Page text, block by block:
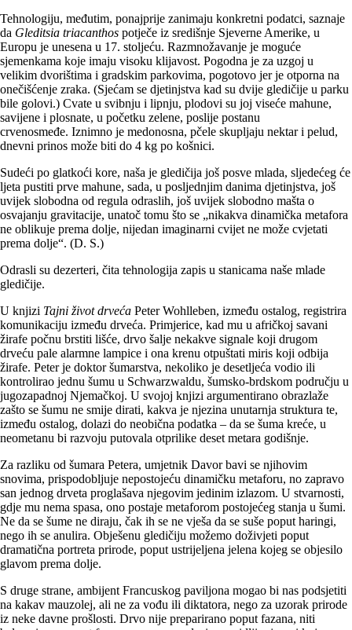
Tehnologiju, međutim, ponajprije zanimaju konkretni podatci, saznaje
da Gleditsia triacanthos potječe iz središnje Sjeverne Amerike, u
Europu je unesena u 17. stoljeću. Razmnožavanje je moguće
sjemenkama koje imaju visoku klijavost. Pogodna je za uzgoj u
velikim dvorištima i gradskim parkovima, pogotovo jer je otporna na
onečišćenje zraka. (Sjećam se djetinjstva kad su dvije gledičije u parku
bile golovi.) Cvate u svibnju i lipnju, plodovi su joj viseće mahune,
savijene i plosnate, u početku zelene, poslije postanu
crvenosmeđe. Iznimno je medonosna, pčele skupljaju nektar i pelud,
dnevni prinos može biti do 4 kg po košnici.
Sudeći po glatkoći kore, naša je gledičija još posve mlada, sljedećeg će
ljeta pustiti prve mahune, sada, u posljednjim danima djetinjstva, još
uvijek slobodna od regula odraslih, još uvijek slobodno mašta o
osvajanju gravitacije, unatoč tomu što se „nikakva dinamička metafora
ne oblikuje prema dolje, nijedan imaginarni cvijet ne može cvjetati
prema dolje“. (D. S.)
Odrasli su dezerteri, čita tehnologija zapis u stanicama naše mlade
gledičije.
U knjizi Tajni život drveća Peter Wohlleben, između ostalog, registrira
komunikaciju između drveća. Primjerice, kad mu u afričkoj savani
žirafe počnu brstiti lišće, drvo šalje nekakve signale koji drugom
drveću pale alarmne lampice i ona krenu otpuštati miris koji odbija
žirafe. Peter je doktor šumarstva, nekoliko je desetljeća vodio ili
kontrolirao jednu šumu u Schwarzwaldu, šumsko-brdskom području u
jugozapadnoj Njemačkoj. U svojoj knjizi argumentirano obrazlaže
zašto se šumu ne smije dirati, kakva je njezina unutarnja struktura te,
između ostalog, dolazi do neobična podatka – da se šuma kreće, u
neometanu bi razvoju putovala otprilike deset metara godišnje.
Za razliku od šumara Petera, umjetnik Davor bavi se njihovim
snovima, prispodobljuje nepostojeću dinamičku metaforu, no zapravo
san jednog drveta proglašava njegovim jedinim izlazom. U stvarnosti,
gdje mu nema spasa, ono postaje metaforom postojećeg stanja u šumi.
Ne da se šume ne diraju, čak ih se ne vješa da se suše poput haringi,
nego ih se anulira. Obješenu gledičiju možemo doživjeti poput
dramatična portreta prirode, poput ustrijeljena jelena kojeg se objesilo
glavom prema dolje.
S druge strane, ambijent Francuskog paviljona mogao bi nas podsjetiti
na kakav mauzolej, ali ne za vođu ili diktatora, nego za uzorak prirode
iz neke davne prošlosti. Drvo nije preparirano poput fazana, niti